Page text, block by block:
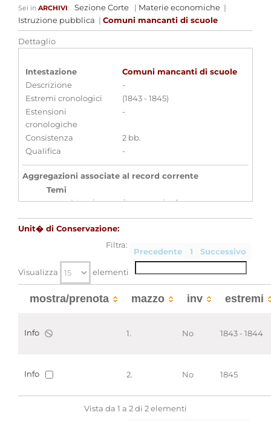
Sei in ARCHIVI: Sezione Corte | Materie economiche |
Istruzione pubblica | Comuni mancanti di scuole
Dettaglio
Intestazione
Comuni mancanti di scuole
Descrizione
-
Estremi cronologici
(1843 - 1845)
Estensioni
cronologiche
-
Consistenza
2 bb.
Qualifica
-
Aggregazioni associate al record corrente
Temi
Istruzione, cultura e societ�
Istruzione
Unit� di Conservazione:
Precedente 1 Successivo
Visualizza elementi
Filtra:
mostra/prenota mazzo inv estremi
Info 1. No 1843 - 1844
Info 2. No 1845
Vista da 1 a 2 di 2 elementi